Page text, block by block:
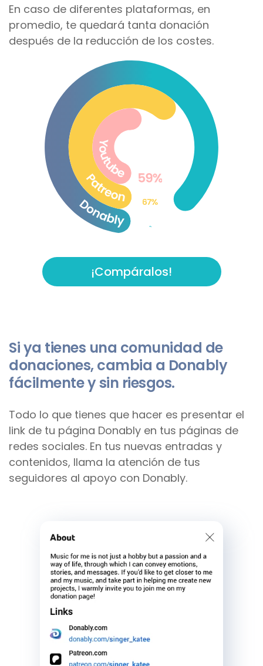
En caso de diferentes plataformas, en
promedio, te quedará tanta donación
después de la reducción de los costes.
¡Compáralos!
Si ya tienes una comunidad de
donaciones, cambia a Donably
fácilmente y sin riesgos.
Todo lo que tienes que hacer es presentar el
link de tu página Donably en tus páginas de
redes sociales. En tus nuevas entradas y
contenidos, llama la atención de tus
seguidores al apoyo con Donably.